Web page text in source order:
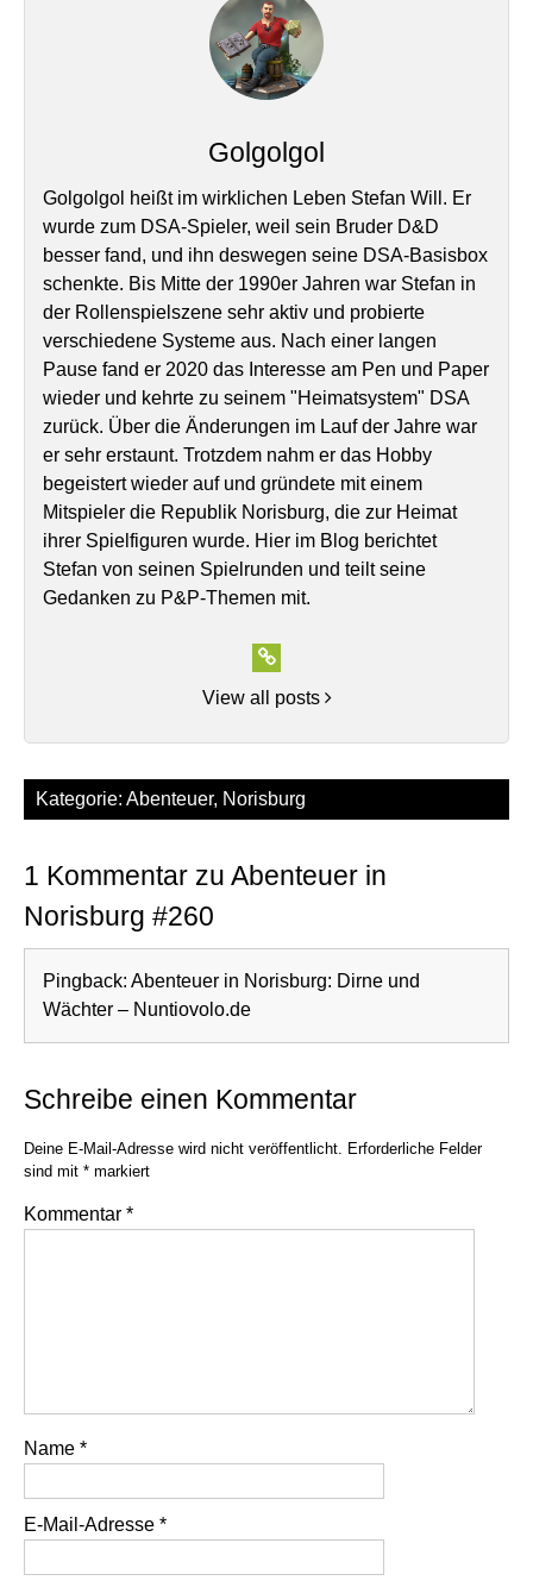
Golgolgol
Golgolgol heißt im wirklichen Leben Stefan Will. Er
wurde zum DSA-Spieler, weil sein Bruder D&D
besser fand, und ihn deswegen seine DSA-Basisbox
schenkte. Bis Mitte der 1990er Jahren war Stefan in
der Rollenspielszene sehr aktiv und probierte
verschiedene Systeme aus. Nach einer langen
Pause fand er 2020 das Interesse am Pen und Paper
wieder und kehrte zu seinem "Heimatsystem" DSA
zurück. Über die Änderungen im Lauf der Jahre war
er sehr erstaunt. Trotzdem nahm er das Hobby
begeistert wieder auf und gründete mit einem
Mitspieler die Republik Norisburg, die zur Heimat
ihrer Spielfiguren wurde. Hier im Blog berichtet
Stefan von seinen Spielrunden und teilt seine
Gedanken zu P&P-Themen mit.
View all posts
Kategorie: Abenteuer, Norisburg
1 Kommentar zu Abenteuer in
Norisburg #260
Pingback: Abenteuer in Norisburg: Dirne und
Wächter – Nuntiovolo.de
Schreibe einen Kommentar
Deine E-Mail-Adresse wird nicht veröffentlicht. Erforderliche Felder
sind mit * markiert
Kommentar *
Name *
E-Mail-Adresse *